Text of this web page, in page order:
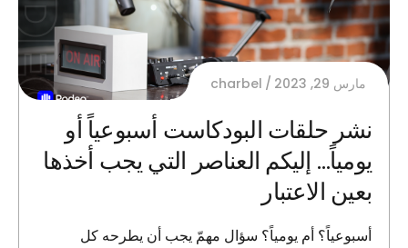
مارس 29, 2023 charbel
نشر حلقات البودكاست أسبوعياً أو
يومياً… إليكم العناصر التي يجب أخذها
بعين الاعتبار
أسبوعياً؟ أم يومياً؟ سؤال مهمّ يجب أن يطرحه كل